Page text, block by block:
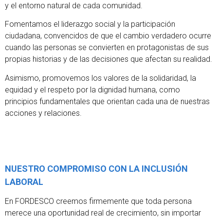
y el entorno natural de cada comunidad.
Fomentamos el liderazgo social y la participación
ciudadana, convencidos de que el cambio verdadero ocurre
cuando las personas se convierten en protagonistas de sus
propias historias y de las decisiones que afectan su realidad.
Asimismo, promovemos los valores de la solidaridad, la
equidad y el respeto por la dignidad humana, como
principios fundamentales que orientan cada una de nuestras
acciones y relaciones.
NUESTRO COMPROMISO CON LA INCLUSIÓN
LABORAL
En FORDESCO creemos firmemente que toda persona
merece una oportunidad real de crecimiento, sin importar